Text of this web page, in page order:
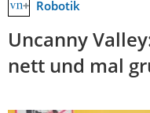
Robotik
Uncanny
nett und mal